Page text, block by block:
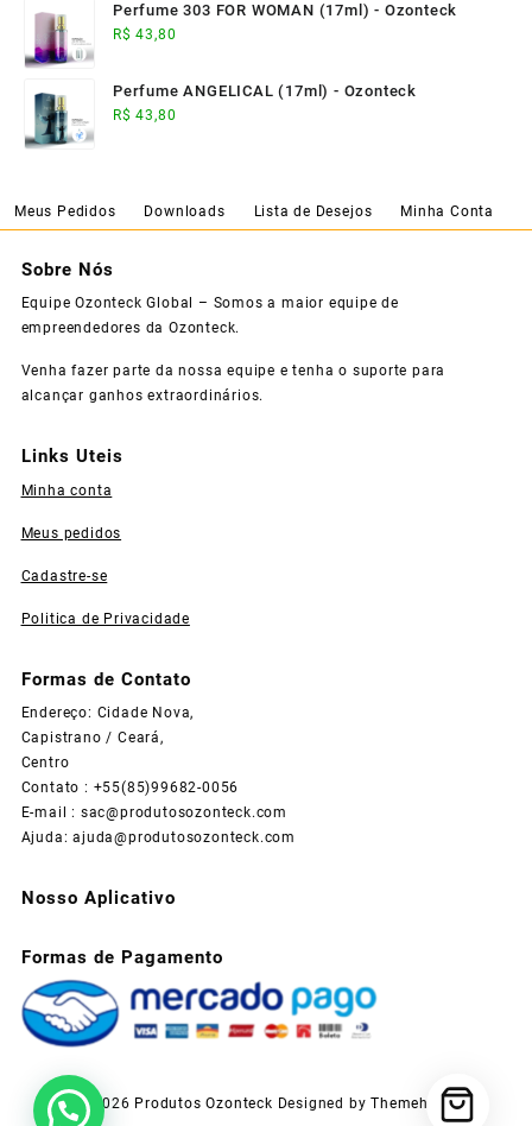
Perfume 303 FOR WOMAN (17ml) - Ozonteck
R$ 43,80
Perfume ANGELICAL (17ml) - Ozonteck
R$ 43,80
Meus Pedidos Downloads Lista de Desejos Minha Conta
Sobre Nós
Equipe Ozonteck Global – Somos a maior equipe de
empreendedores da Ozonteck.
Venha fazer parte da nossa equipe e tenha o suporte para
alcançar ganhos extraordinários.
Links Uteis
Minha conta
Meus pedidos
Cadastre-se
Politica de Privacidade
Formas de Contato
Endereço: Cidade Nova,
Capistrano / Ceará,
Centro
Contato : +55(85)99682-0056
E-mail : sac@produtosozonteck.com
Ajuda:ajuda@produtosozonteck.com
Nosso Aplicativo
Formas de Pagamento
© 2026 Produtos Ozonteck Designed by Themehunk